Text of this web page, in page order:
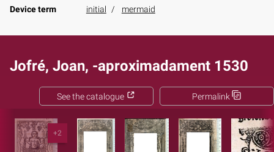
Device term
initial mermaid
Jofré, Joan, -aproximadament 1530
Permalink
See the catalogue
+2